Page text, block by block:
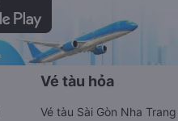
Vé tàu hỏa
Vé tàu Sài Gòn Nha Trang